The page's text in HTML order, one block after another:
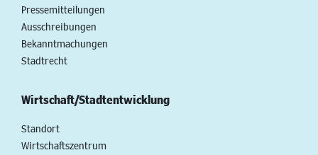
Pressemitteilungen
Ausschreibungen
Bekanntmachungen
Stadtrecht
Wirtschaft/Stadtentwicklung
Standort
Wirtschaftszentrum